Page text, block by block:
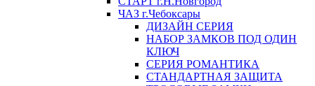
ЧАЗ г.Чебоксары
ДИЗАЙН СЕРИЯ
НАБОР ЗАМКОВ ПОД ОДИН
КЛЮЧ
СЕРИЯ РОМАНТИКА
СТАНДАРТНАЯ ЗАЩИТА